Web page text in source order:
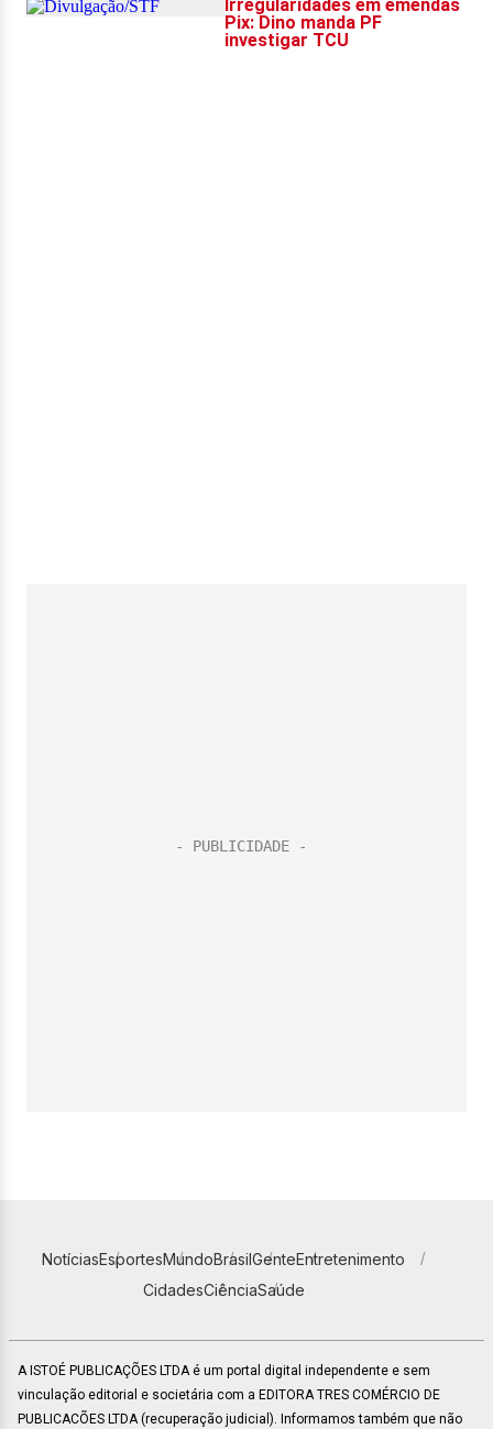
NotíciasEsportesMundoBrasilGenteEntretenimento
CidadesCiênciaSaúde
A ISTOÉ PUBLICAÇÕES LTDA é um portal digital independente e sem
vinculação editorial e societária com a EDITORA TRES COMÉRCIO DE
PUBLICACÕES LTDA (recuperação judicial). Informamos também que não